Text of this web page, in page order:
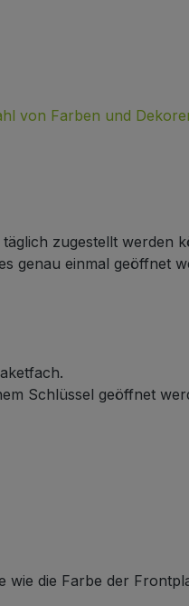
von Farben und
zugestellt werden
genau einmal geöffnet
Schlüssel geöffnet
wie die Farbe der